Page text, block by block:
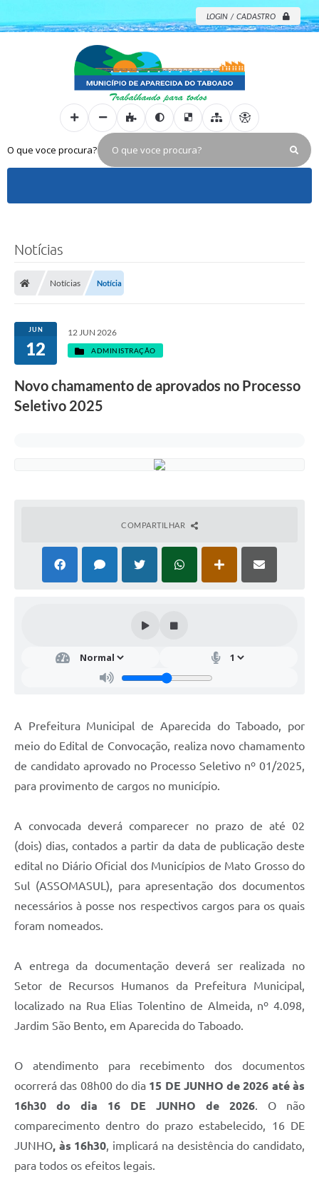
LOGIN / CADASTRO
O que voce procura?
Notícias
Notícias Notícia
JUN
12
12 JUN 2026
ADMINISTRAÇÃO
Novo chamamento de aprovados no Processo
Seletivo 2025
COMPARTILHAR
A Prefeitura Municipal de Aparecida do Taboado, por
meio do Edital de Convocação, realiza novo chamamento
de candidato aprovado no Processo Seletivo nº 01/2025,
para provimento de cargos no município.
A convocada deverá comparecer no prazo de até 02
(dois) dias, contados a partir da data de publicação deste
edital no Diário Oficial dos Municípios de Mato Grosso do
Sul (ASSOMASUL), para apresentação dos documentos
necessários à posse nos respectivos cargos para os quais
foram nomeados.
A entrega da documentação deverá ser realizada no
Setor de Recursos Humanos da Prefeitura Municipal,
localizado na Rua Elias Tolentino de Almeida, nº 4.098,
Jardim São Bento, em Aparecida do Taboado.
O atendimento para recebimento dos documentos
ocorrerá das 08h00 do dia 15 DE JUNHO de 2026 até às
16h30 do dia 16 DE JUNHO de 2026. O não
comparecimento dentro do prazo estabelecido, 16 DE
JUNHO, às 16h30, implicará na desistência do candidato,
para todos os efeitos legais.